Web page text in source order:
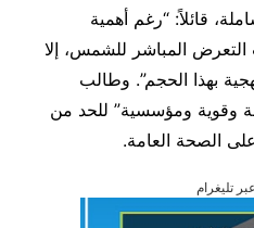
قائلاً: “رغم أهمية
التعرض المباشر للشمس، إلا
بهذا الحجم”. وطالب
وقوية ومؤسسية” للحد من
على الصحة العامة.
تليغرام